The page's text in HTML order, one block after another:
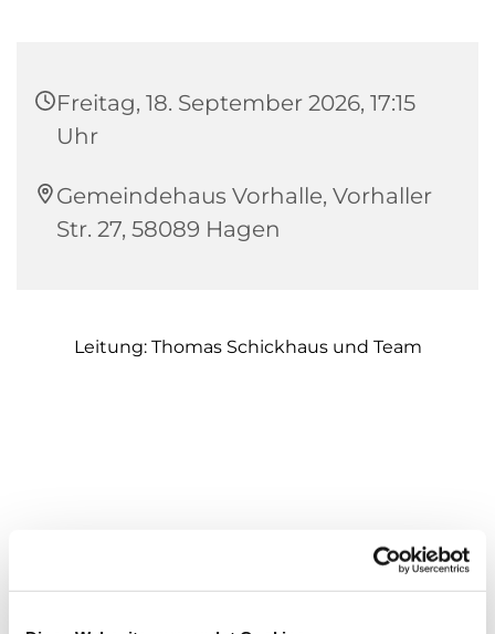
Freitag, 18. September 2026, 17:15
Uhr
Gemeindehaus Vorhalle, Vorhaller
Str. 27, 58089 Hagen
Leitung: Thomas Schickhaus und Team